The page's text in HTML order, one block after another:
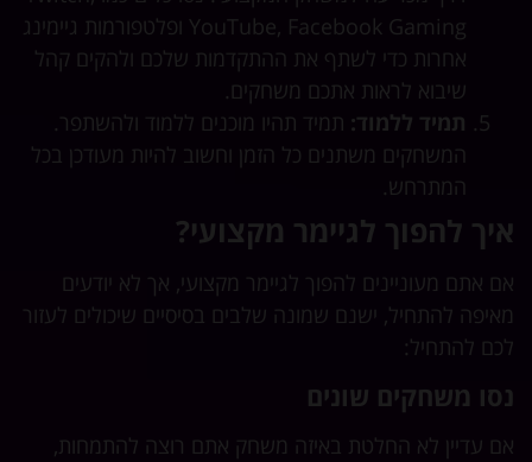
YouTube, Facebook Gaming ופלטפורמות גיימינג
אחרות כדי לשתף את ההתקדמות שלכם ולהקים קהל
שיבוא לראות אתכם משחקים.
תמיד ללמוד: תמיד תהיו מוכנים ללמוד ולהשתפר.
המשחקים משתנים כל הזמן וחשוב להיות מעודכן בכל
המתרחש.
איך להפוך לגיימר מקצועי?
אם אתם מעוניינים להפוך לגיימר מקצועי, אך לא יודעים
מאיפה להתחיל, ישנם שמונה שלבים בסיסיים שיכולים לעזור
לכם להתחיל:
נסו משחקים שונים
אם עדיין לא החלטת באיזה משחק אתם רוצה להתמחות,